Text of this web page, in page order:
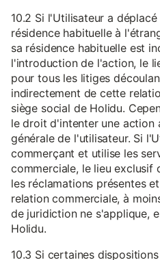
10.2 Si l'Utilisateur a
résidence habituelle à
sa résidence habituelle est
l'introduction de l'action, le
pour tous les litiges
indirectement de cette
siège social de Holidu.
le droit d'intenter une action
générale de l'utilisateur. Si
commerçant et utilise les
commerciale, le lieu
les réclamations présentes
relation commerciale, à
de juridiction ne s'applique,
Holidu.
10.3 Si certaines